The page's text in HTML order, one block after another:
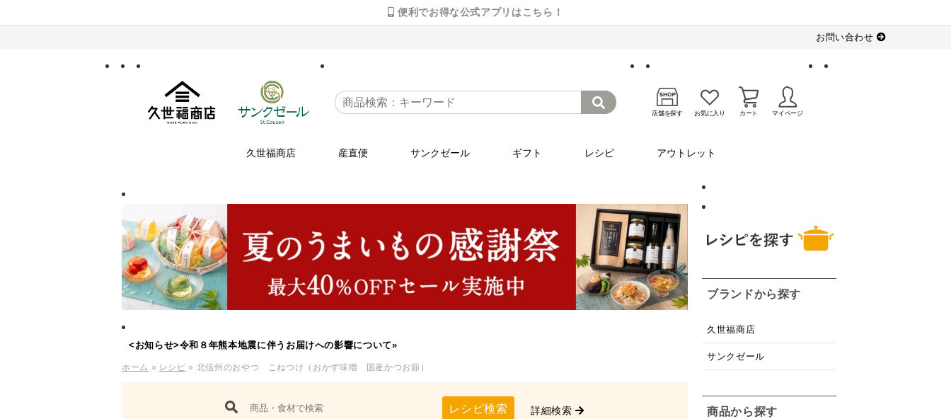
便利でお得な公式アプリはこちら！
お問い合わせ
店舗を探す お気に入り カート マイページ
久世福商店 産直便 サンクゼール ギフト レシピ アウトレット
<お知らせ>令和８年熊本地震に伴うお届けへの影響について»
ホーム » レシピ » 北信州のおやつ こねつけ（おかず味噌 国産かつお節）
レシピ検索 詳細検索
ブランドから探す
久世福商店
サンクゼール
商品から探す